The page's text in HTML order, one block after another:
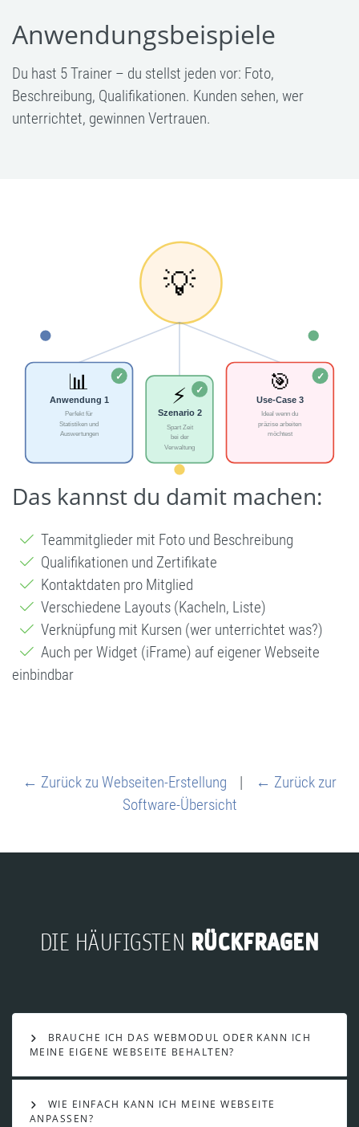
Anwendungsbeispiele
Du hast 5 Trainer – du stellst jeden vor: Foto,
Beschreibung, Qualifikationen. Kunden sehen, wer
unterrichtet, gewinnen Vertrauen.
Das kannst du damit machen:
Teammitglieder mit Foto und Beschreibung
Qualifikationen und Zertifikate
Kontaktdaten pro Mitglied
Verschiedene Layouts (Kacheln, Liste)
Verknüpfung mit Kursen (wer unterrichtet was?)
Auch per Widget (iFrame) auf eigener Webseite
einbindbar
← Zurück zu Webseiten-Erstellung |
← Zurück zur
Software-Übersicht
DIE HÄUFIGSTEN RÜCKFRAGEN
BRAUCHE ICH DAS WEBMODUL ODER KANN ICH
MEINE EIGENE WEBSEITE BEHALTEN?
WIE EINFACH KANN ICH MEINE WEBSEITE
ANPASSEN?